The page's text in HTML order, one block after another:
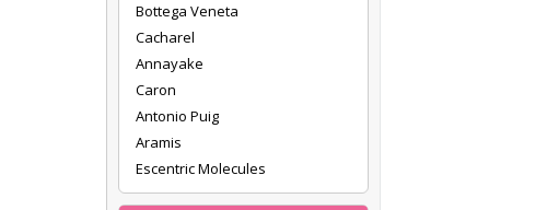
Bottega Veneta
Cacharel
Annayake
Caron
Antonio Puig
Aramis
Escentric Molecules
Azzaro